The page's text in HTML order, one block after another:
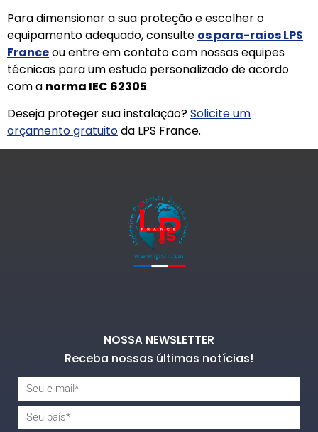
Para dimensionar a sua proteção e escolher o
equipamento adequado, consulte os para-raios LPS
Franceou entre em contato com nossas equipes
técnicas para um estudo personalizado de acordo
com a norma IEC 62305.
Deseja proteger sua instalação?Solicite um
orçamento gratuitoda LPS France.
NOSSA NEWSLETTER
Receba nossas últimas notícias!